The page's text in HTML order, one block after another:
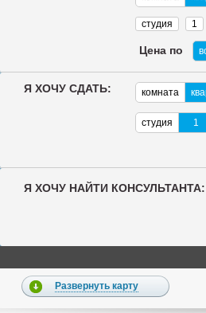
студия 1
Цена по
Я ХОЧУ СДАТЬ: комната
студия 1
Я ХОЧУ НАЙТИ КОНСУЛЬТАНТА:
Развернуть карту